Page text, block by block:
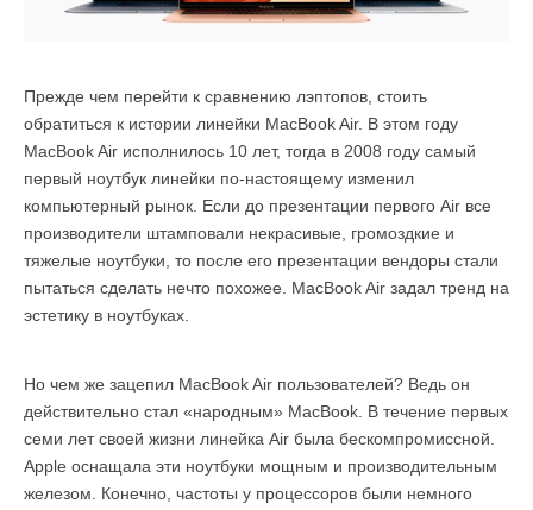
Прежде чем перейти к сравнению лэптопов, стоить
обратиться к истории линейки MacBook Air. В этом году
MacBook Air исполнилось 10 лет, тогда в 2008 году самый
первый ноутбук линейки по-настоящему изменил
компьютерный рынок. Если до презентации первого Air все
производители штамповали некрасивые, громоздкие и
тяжелые ноутбуки, то после его презентации вендоры стали
пытаться сделать нечто похожее. MacBook Air задал тренд на
эстетику в ноутбуках.
Но чем же зацепил MacBook Air пользователей? Ведь он
действительно стал «народным» MacBook. В течение первых
семи лет своей жизни линейка Air была бескомпромиссной.
Apple оснащала эти ноутбуки мощным и производительным
железом. Конечно, частоты у процессоров были немного